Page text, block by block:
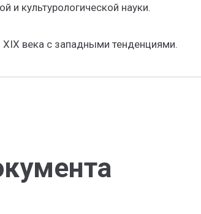
и культурологической науки.
века с западными тенденциями.